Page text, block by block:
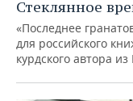
Стеклянное
«Последнее
для российского
курдского автора